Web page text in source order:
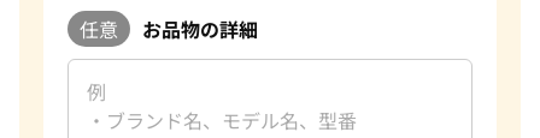
任意 お品物の詳細